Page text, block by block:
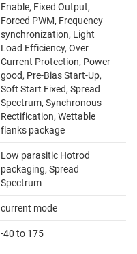
Enable, Fixed Output,
Forced PWM, Frequency
synchronization, Light
Load Efficiency, Over
Current Protection, Power
good, Pre-Bias Start-Up,
Soft Start Fixed, Spread
Spectrum, Synchronous
Rectification, Wettable
flanks package
Low parasitic Hotrod
packaging, Spread
Spectrum
current mode
-40 to 175